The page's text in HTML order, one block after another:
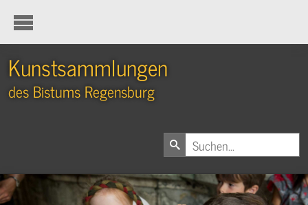
Kunstsammlungen
des Bistums Regensburg